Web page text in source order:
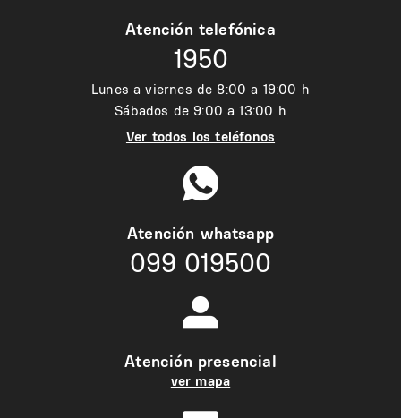
Atención telefónica
1950
Lunes a viernes de 8:00 a 19:00 h
Sábados de 9:00 a 13:00 h
Ver todos los teléfonos
Atención whatsapp
099 019500
Atención presencial
ver mapa